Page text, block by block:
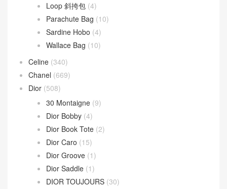
Loop 斜挎包 (4)
Parachute Bag (10)
Sardine Hobo (4)
Wallace Bag (10)
Celine (340)
Chanel (669)
Dior (508)
30 Montaigne (9)
Dior Bobby (4)
Dior Book Tote (2)
Dior Caro (15)
Dior Groove (1)
Dior Saddle (1)
DIOR TOUJOURS (30)